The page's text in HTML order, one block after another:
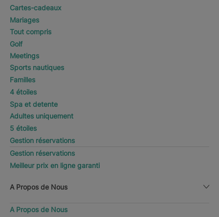
Cartes-cadeaux
Mariages
Tout compris
Golf
Meetings
Sports nautiques
Familles
4 étoiles
Spa et detente
Adultes uniquement
5 étoiles
Gestion réservations
Gestion réservations
Meilleur prix en ligne garanti
A Propos de Nous
A Propos de Nous